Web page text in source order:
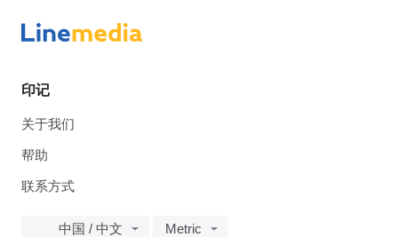
印记
关于我们
帮助
联系方式
中国 / 中文 Metric